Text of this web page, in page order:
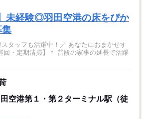
未経験◎羽田空港の床をぴか
集
タッフも活躍中！／ あなたにおまかせす
回・定期清掃】＊ 普段の家事の延長で活躍
空港第１・第２ターミナル駅（徒